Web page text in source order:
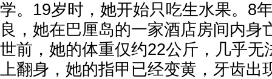
学。19岁时，她开始只吃生水果。8
良，她在巴厘岛的一家酒店房间内身
世前，她的体重仅约22公斤，几乎无
上翻身，她的指甲已经变黄，牙齿出